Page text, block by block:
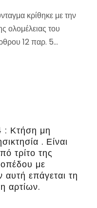
κρίθηκε με την
ολομέλειας του
12 παρ. 5...
: Κτήση μη
. Είναι
τρίτο της
με
αυτή επάγεται τη
αρτίων.